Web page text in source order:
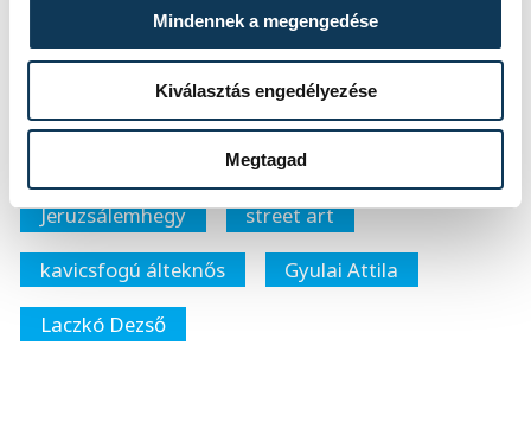
Mindennek a megengedése
Kiválasztás engedélyezése
Megtagad
egy újabb méltó emléket állítva Laczkó
Dezsőnek és az ő felfedezésének.
kultúra
Halmay Gábor
Jeruzsálemhegy
street art
kavicsfogú álteknős
Gyulai Attila
Laczkó Dezső